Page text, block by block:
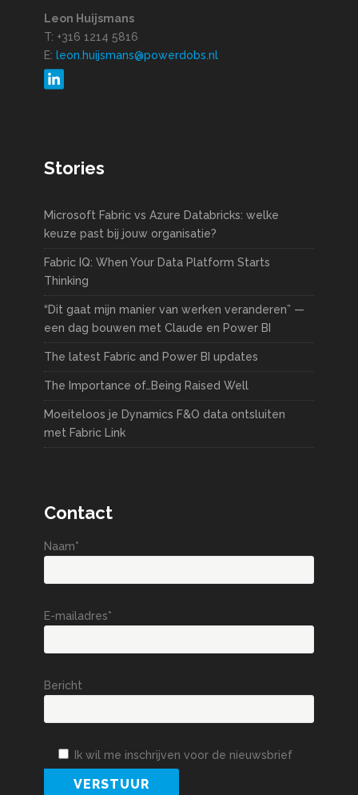
Leon Huijsmans
T: +316 1214 5816
E: leon.huijsmans@powerdobs.nl
Stories
Microsoft Fabric vs Azure Databricks: welke
keuze past bij jouw organisatie?
Fabric IQ: When Your Data Platform Starts
Thinking
“Dit gaat mijn manier van werken veranderen” —
een dag bouwen met Claude en Power BI
The latest Fabric and Power BI updates
The Importance of…Being Raised Well
Moeiteloos je Dynamics F&O data ontsluiten
met Fabric Link
Contact
Naam*
E-mailadres*
Bericht
Ik wil me inschrijven voor de nieuwsbrief